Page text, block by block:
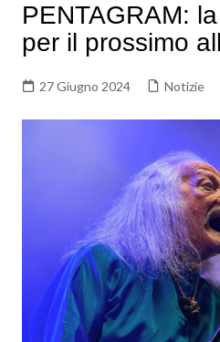
PENTAGRAM:
per il prossimo
27 Giugno 2024 Notizie